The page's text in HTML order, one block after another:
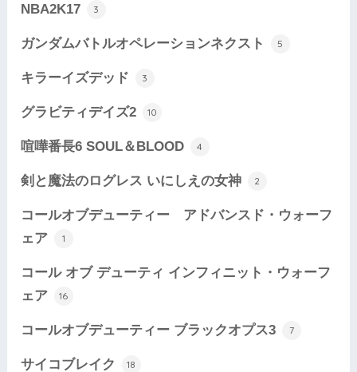
NBA2K17 3
ガンダムバトルオペレーションネクスト 5
キラーイズデッド 3
グラビティデイズ2 10
喧嘩番長6 SOUL＆BLOOD 4
剣と魔法のログレス いにしえの女神 2
コールオブデューティー アドバンスド・ウォーフ
ェア
1
コール オブ デューティ インフィニット・ウォーフ
ェア
16
コールオブデューティー ブラックオプス3 7
サイコブレイク 18